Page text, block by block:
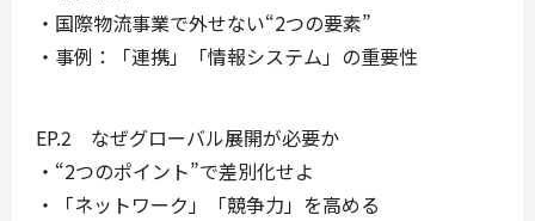
・国際物流事業で外せない“2つの要素”
・事例：「連携」「情報システム」の重要性
EP.2 なぜグローバル展開が必要か
・“2つのポイント”で差別化せよ
・「ネットワーク」「競争力」を高める